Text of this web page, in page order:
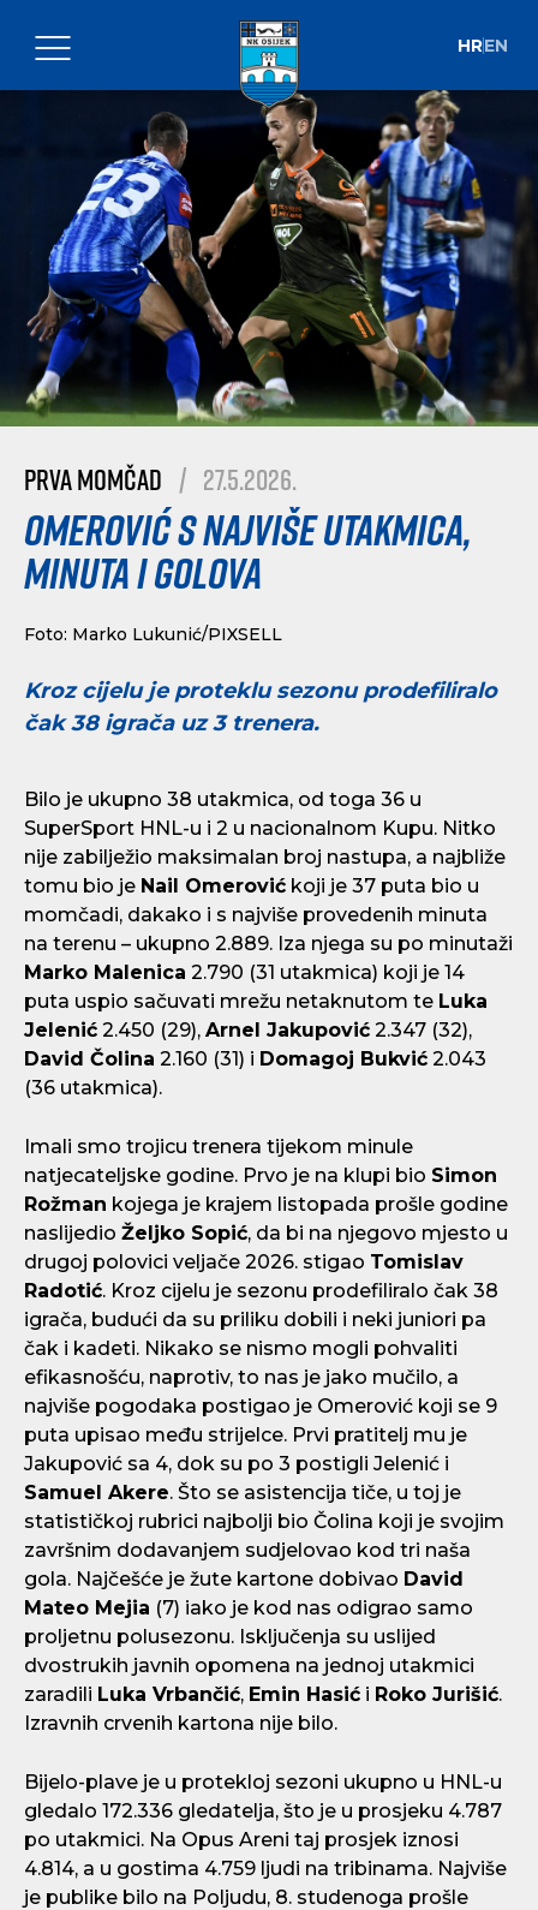
HREN
Prva momčad | 27.5.2026.
Omerović s najviše utakmica,
minuta i golova
Foto: Marko Lukunić/PIXSELL
Kroz cijelu je proteklu sezonu prodefiliralo
čak 38 igrača uz 3 trenera.
Bilo je ukupno 38 utakmica, od toga 36 u
SuperSport HNL-u i 2 u nacionalnom Kupu. Nitko
nije zabilježio maksimalan broj nastupa, a najbliže
tomu bio je Nail Omerović koji je 37 puta bio u
momčadi, dakako i s najviše provedenih minuta
na terenu – ukupno 2.889. Iza njega su po minutaži
Marko Malenica 2.790 (31 utakmica) koji je 14
puta uspio sačuvati mrežu netaknutom te Luka
Jelenić 2.450 (29), Arnel Jakupović 2.347 (32),
David Čolina 2.160 (31) i Domagoj Bukvić 2.043
(36 utakmica).
Imali smo trojicu trenera tijekom minule
natjecateljske godine. Prvo je na klupi bio Simon
Rožman kojega je krajem listopada prošle godine
naslijedio Željko Sopić, da bi na njegovo mjesto u
drugoj polovici veljače 2026. stigao Tomislav
Radotić. Kroz cijelu je sezonu prodefiliralo čak 38
igrača, budući da su priliku dobili i neki juniori pa
čak i kadeti. Nikako se nismo mogli pohvaliti
efikasnošću, naprotiv, to nas je jako mučilo, a
najviše pogodaka postigao je Omerović koji se 9
puta upisao među strijelce. Prvi pratitelj mu je
Jakupović sa 4, dok su po 3 postigli Jelenić i
Samuel Akere. Što se asistencija tiče, u toj je
statističkoj rubrici najbolji bio Čolina koji je svojim
završnim dodavanjem sudjelovao kod tri naša
gola. Najčešće je žute kartone dobivao David
Mateo Mejia (7) iako je kod nas odigrao samo
proljetnu polusezonu. Isključenja su uslijed
dvostrukih javnih opomena na jednoj utakmici
zaradili Luka Vrbančić, Emin Hasić i Roko Jurišić.
Izravnih crvenih kartona nije bilo.
Bijelo-plave je u protekloj sezoni ukupno u HNL-u
gledalo 172.336 gledatelja, što je u prosjeku 4.787
po utakmici. Na Opus Areni taj prosjek iznosi
4.814, a u gostima 4.759 ljudi na tribinama. Najviše
je publike bilo na Poljudu, 8. studenoga prošle